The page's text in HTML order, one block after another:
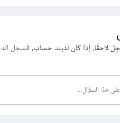
لاحقًا. إذا كان لديك حساب،فسجل
هذا السؤال...